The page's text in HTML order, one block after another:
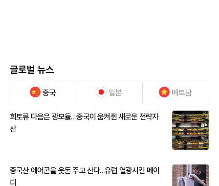
글로벌 뉴스
중국 일본 베트남
희토류 다음은 광모듈…중국이 움켜쥔 새로운 전략자
산
중국산 에어콘을 웃돈 주고 산다...유럽 열광시킨 메이
디